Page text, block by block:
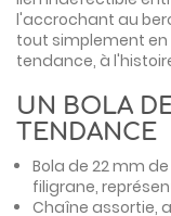
l'accrochant au
tout simplement
tendance, à
UN BOLA
TENDANCE
Bola de 22 mm
filigrane,
Chaîne assortie,